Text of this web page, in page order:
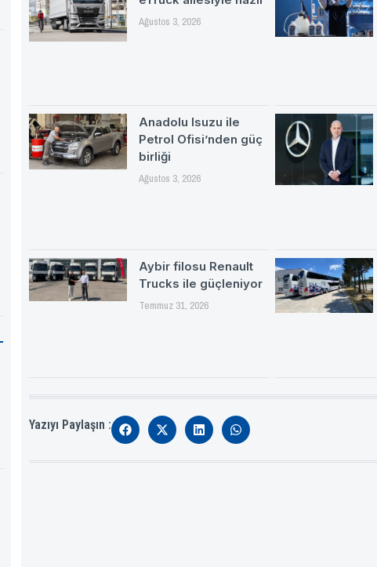
Ağustos 3, 2026
Anadolu Isuzu ile
Petrol Ofisi’nden güç
birliği
Ağustos 3, 2026
Aybir filosu Renault
Trucks ile güçleniyor
Temmuz 31, 2026
Yazıyı Paylaşın :